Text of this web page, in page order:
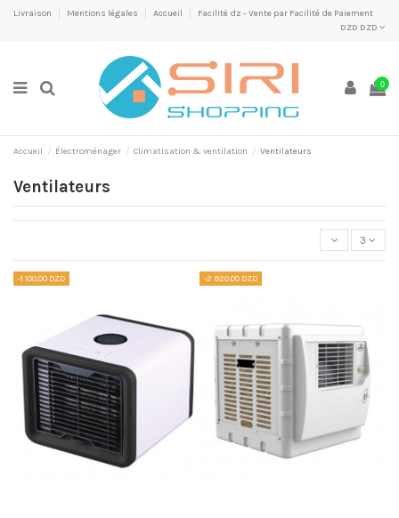
Livraison Mentions légales Accueil
Facilité dz - Vente par Facilité de Paiement
DZD DZD
0
Accueil Électroménager Climatisation & ventilation Ventilateurs
Ventilateurs
3
-1 100,00 DZD -2 920,00 DZD